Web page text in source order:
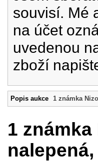
souvisí. Mé
na účet
uvedenou
zboží
Popis aukce 1 známka
1